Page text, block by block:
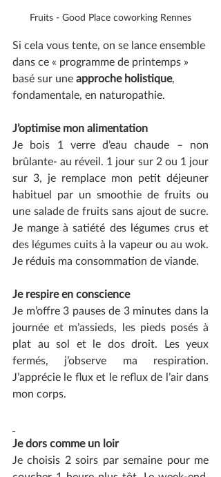
Fruits - Good Place coworking Rennes
Si cela vous tente, on se lance ensemble
dans ce « programme de printemps »
basé sur une approche holistique,
fondamentale, en naturopathie.
J’optimise mon alimentation
Je bois 1 verre d’eau chaude – non
brûlante- au réveil. 1 jour sur 2 ou 1 jour
sur 3, je remplace mon petit déjeuner
habituel par un smoothie de fruits ou
une salade de fruits sans ajout de sucre.
Je mange à satiété des légumes crus et
des légumes cuits à la vapeur ou au wok.
Je réduis ma consommation de viande.
Je respire en conscience
Je m’offre 3 pauses de 3 minutes dans la
journée et m’assieds, les pieds posés à
plat au sol et le dos droit. Les yeux
fermés, j’observe ma respiration.
J’apprécie le flux et le reflux de l’air dans
mon corps.
Je dors comme un loir
Je choisis 2 soirs par semaine pour me